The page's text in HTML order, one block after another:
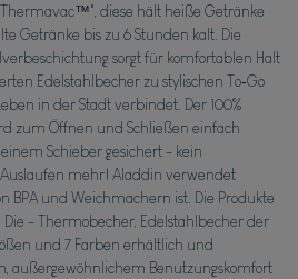
diese hält heiße Getränke
Getränke bis zu 6 Stunden kalt. Die
sorgt für komfortablen Halt
Edelstahlbecher zu stylischen To‐Go
in der Stadt verbindet. Der 100%
zum Öffnen und Schließen einfach
Schieber gesichert - kein
mehr! Aladdin verwendet
BPA und Weichmachern ist. Die Produkte
- Thermobecher, Edelstahlbecher der
und 7 Farben erhältlich und
außergewöhnlichem Benutzungskomfort